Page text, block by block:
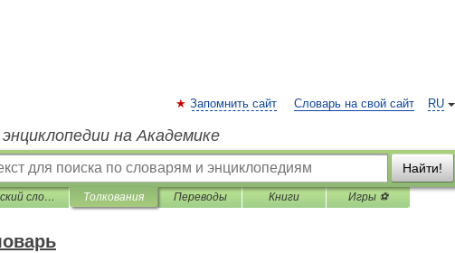
RU
Запомнить сайт Словарь на свой сайт
на Академике
Найти!
Мифологический словарь Толкования Переводы Книги Игры ⚽